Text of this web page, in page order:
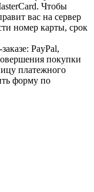
Чтобы
вас на сервер
номер карты, срок
PayPal,
покупки
платежного
форму по